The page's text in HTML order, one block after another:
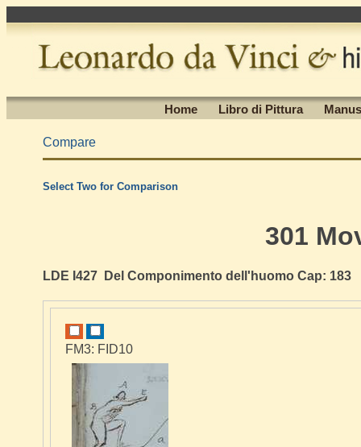
Home Libro di Pittura
Compare
Select Two for Comparison
301
LDE I427 Del Componimento dell'huomo Cap: 183
FM3: FID10